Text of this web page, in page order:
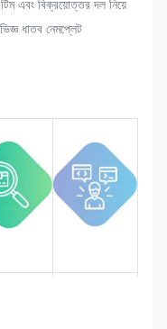
করব।
মেটাতে নিশ্চিত করার
এবং বিক্রয়োত্তর দল নিয়ে
ধাতব নেমপ্লেট